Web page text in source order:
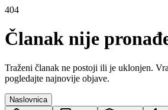
404
Članak nije
Traženi članak ne postoji ili je uklonjen.
pogledajte najnovije objave.
Naslovnica